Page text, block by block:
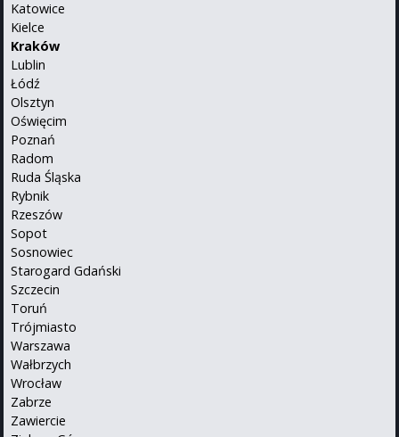
Katowice
Kielce
Kraków
Lublin
Łódź
Olsztyn
Oświęcim
Poznań
Radom
Ruda Śląska
Rybnik
Rzeszów
Sopot
Sosnowiec
Starogard Gdański
Szczecin
Toruń
Trójmiasto
Warszawa
Wałbrzych
Wrocław
Zabrze
Zawiercie